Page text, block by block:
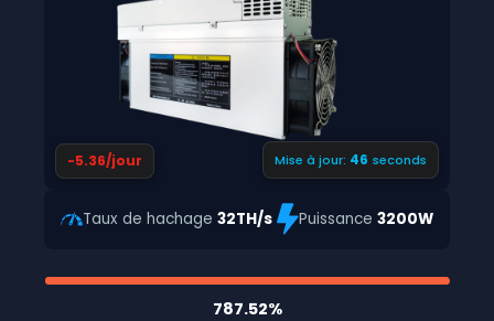
-5.36/jour Mise à jour: 45 seconds
Taux de hachage 32TH/s Puissance3200W
787.52%